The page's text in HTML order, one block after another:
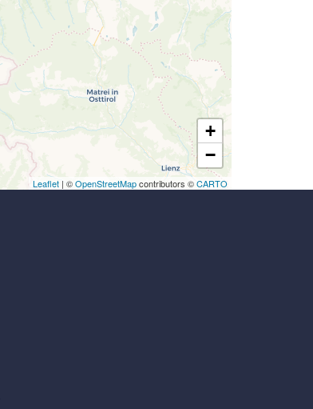
+
−
Leaflet | ©OpenStreetMapcontributors ©CARTO